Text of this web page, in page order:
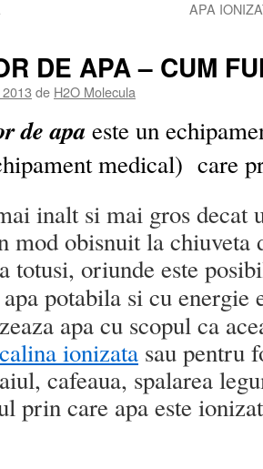
APA
DE APA – CUM
de H2O Molecula
de apa este un
medical) care
inalt si mai gros decat
mod obisnuit la chiuveta
totusi, oriunde este
apa potabila si cu
apa cu scopul ca
ionizata sau pentru
cafeaua, spalarea
prin care apa este